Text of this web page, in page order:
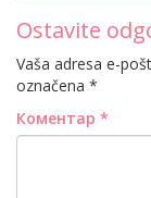
Ostavite
Vaša adresa e-
označena *
Коментар *